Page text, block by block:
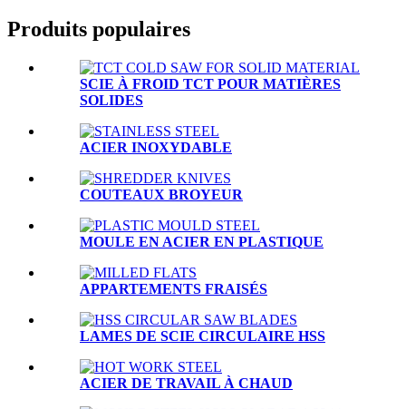
Produits populaires
SCIE À FROID TCT POUR MATIÈRES
SOLIDES
ACIER INOXYDABLE
COUTEAUX BROYEUR
MOULE EN ACIER EN PLASTIQUE
APPARTEMENTS FRAISÉS
LAMES DE SCIE CIRCULAIRE HSS
ACIER DE TRAVAIL À CHAUD